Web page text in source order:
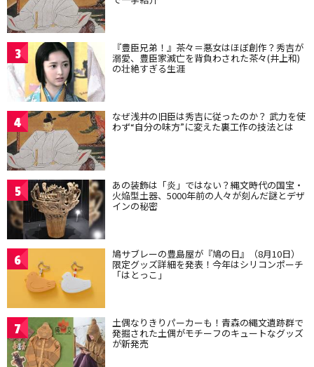
3 『豊臣兄弟！』茶々＝悪女はほぼ創作？秀吉が
溺愛、豊臣家滅亡を背負わされた茶々(井上和)
の壮絶すぎる生涯
4 なぜ浅井の旧臣は秀吉に従ったのか？ 武力を使
わず“自分の味方”に変えた裏工作の技法とは
5 あの装飾は「炎」ではない？縄文時代の国宝・
火焔型土器、5000年前の人々が刻んだ謎とデザ
インの秘密
6 鳩サブレーの豊島屋が『鳩の日』（8月10日）
限定グッズ詳細を発表！今年はシリコンポーチ
「はとっこ」
7 土偶なりきりパーカーも！青森の縄文遺跡群で
発掘された土偶がモチーフのキュートなグッズ
が新発売